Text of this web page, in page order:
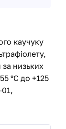
каучуку
низьких
°С до +125